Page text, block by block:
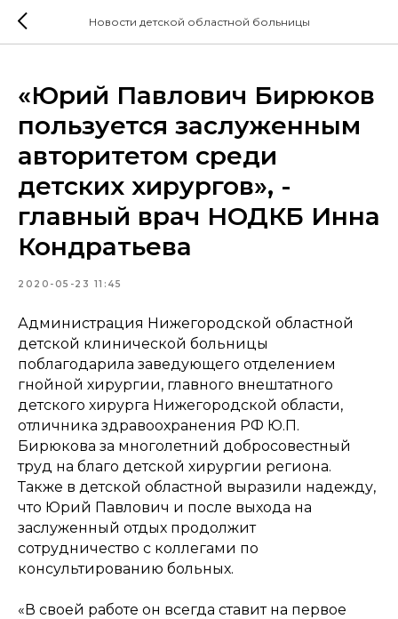
Новости детской областной больницы
«Юрий Павлович Бирюков
пользуется заслуженным
авторитетом среди
детских хирургов», -
главный врач НОДКБ Инна
Кондратьева
2020-05-23 11:45
Администрация Нижегородской областной
детской клинической больницы
поблагодарила заведующего отделением
гнойной хирургии, главного внештатного
детского хирурга Нижегородской области,
отличника здравоохранения РФ Ю.П.
Бирюкова за многолетний добросовестный
труд на благо детской хирургии региона.
Также в детской областной выразили надежду,
что Юрий Павлович и после выхода на
заслуженный отдых продолжит
сотрудничество с коллегами по
консультированию больных.
«В своей работе он всегда ставит на первое